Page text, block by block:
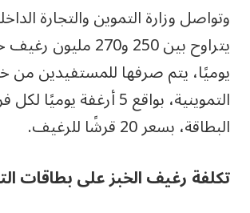
وتواصل وزارة التموين والتجارة
يتراوح بين 250 و270
يوميًا، يتم صرفها للمستفيدين من
التموينية، بواقع 5 أرغفة
البطاقة، بسعر 20 قرشًا للرغيف.
تكلفة رغيف الخبز على بطاقات